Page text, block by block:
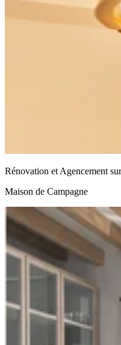
Rénovation et Agencement
Maison de Campagne